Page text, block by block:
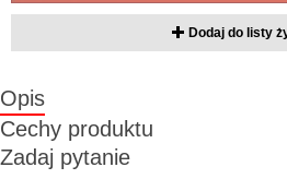
Dodaj do listy
Opis
Cechy produktu
Zadaj pytanie